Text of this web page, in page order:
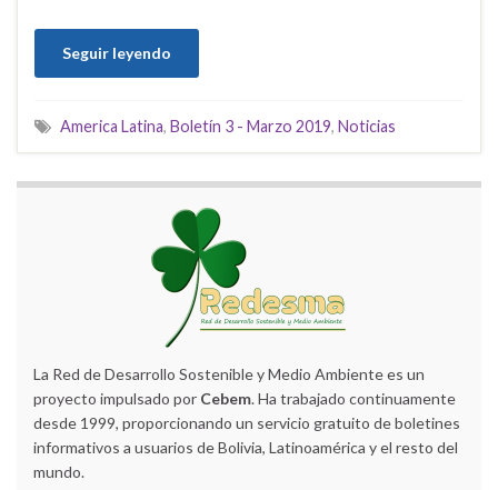
Seguir leyendo
America Latina, Boletín 3 - Marzo 2019, Noticias
La Red de Desarrollo Sostenible y Medio Ambiente es un
proyecto impulsado por Cebem. Ha trabajado continuamente
desde 1999, proporcionando un servicio gratuito de boletines
informativos a usuarios de Bolivia, Latinoamérica y el resto del
mundo.